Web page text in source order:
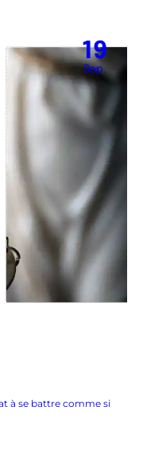
19
Sep.
à se battre comme si